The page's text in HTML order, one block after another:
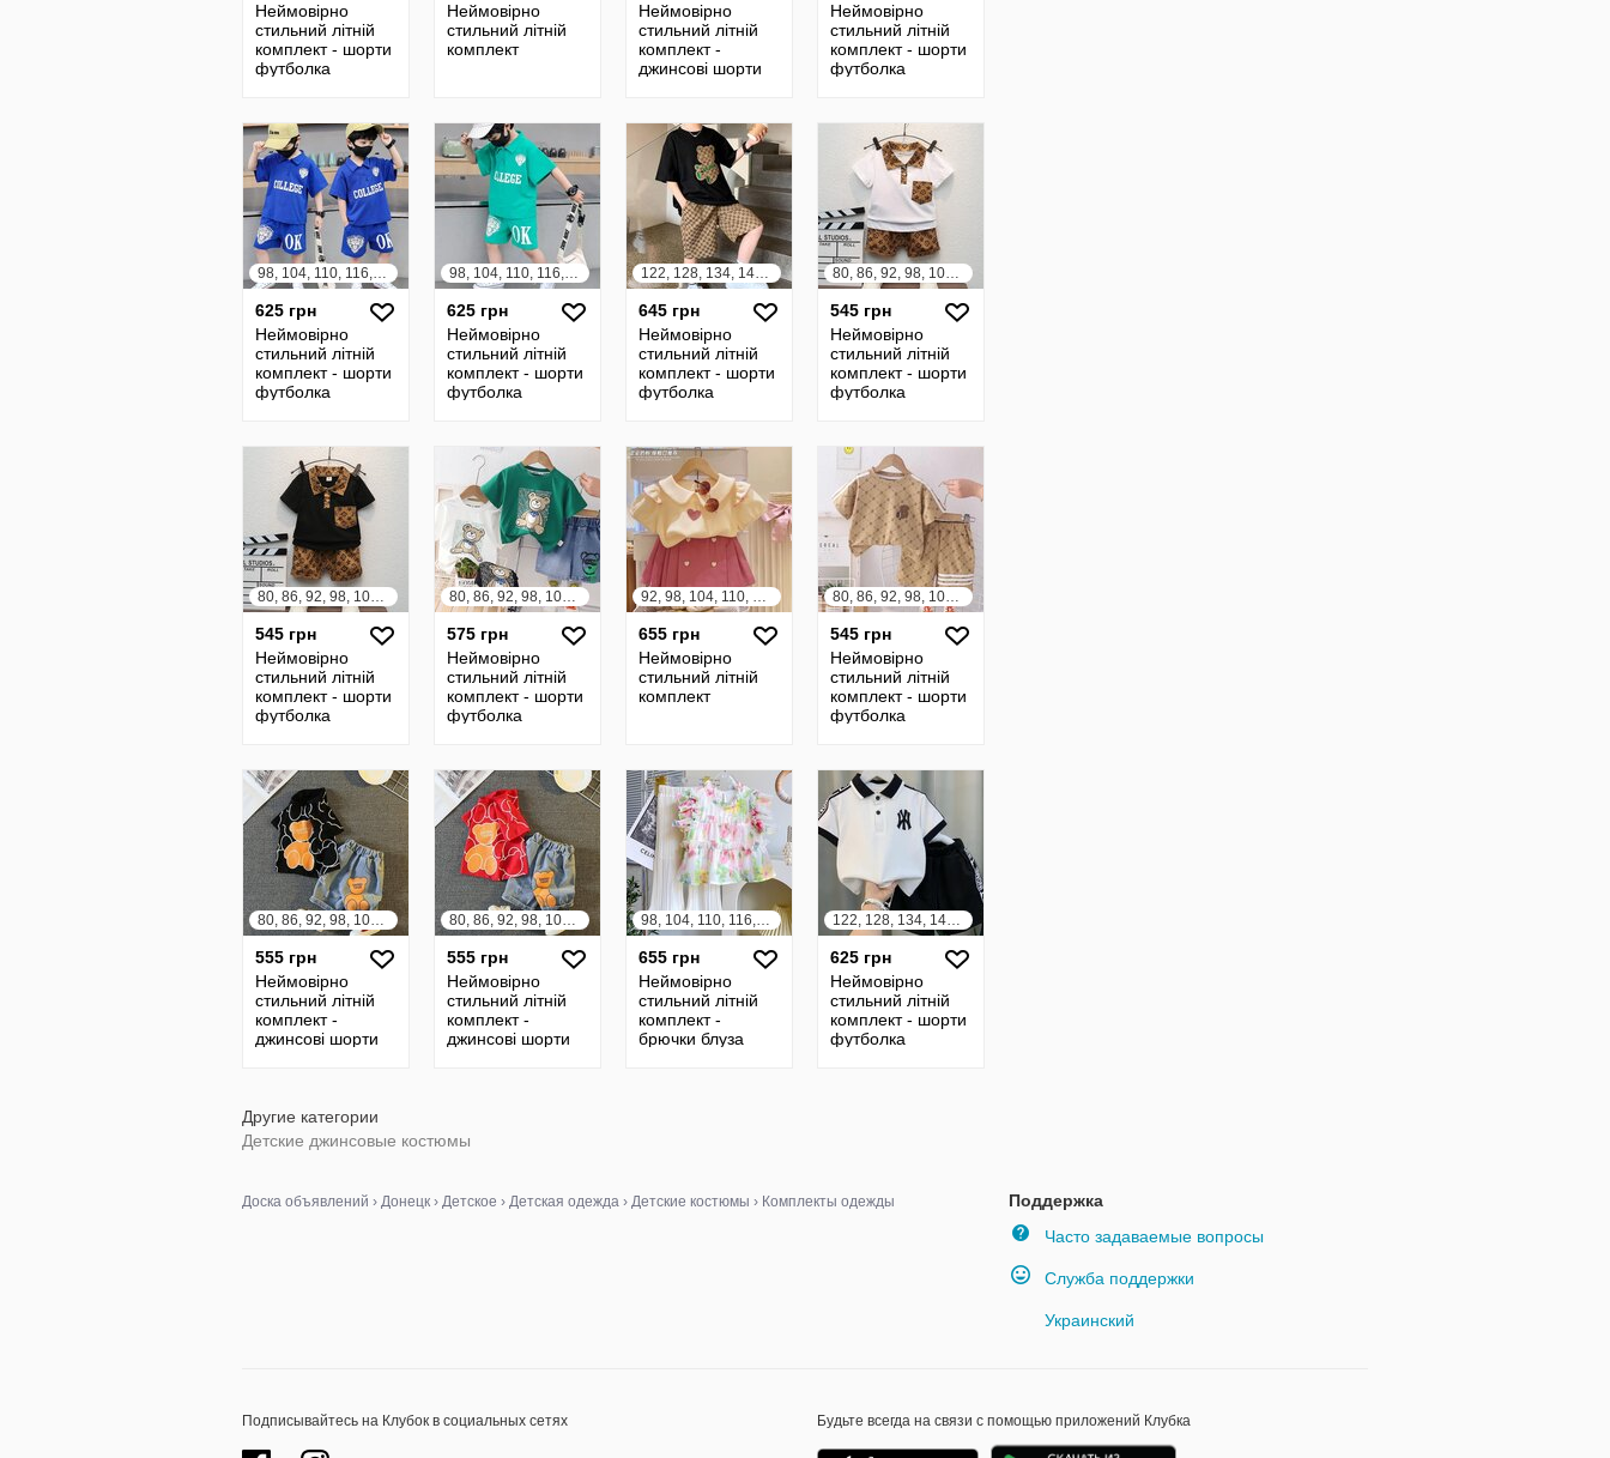
Неймовірно
стильний літній
комплект - шорти
футболка
Неймовірно
стильний літній
комплект
Неймовірно
стильний літній
комплект -
джинсові шорти
Неймовірно
стильний літній
комплект - шорти
футболка
98, 104, 110, 116, 122, 128, 134, 140
625 грн
Неймовірно
стильний літній
комплект - шорти
футболка
98, 104, 110, 116, 122, 128, 134, 140
625 грн
Неймовірно
стильний літній
комплект - шорти
футболка
122, 128, 134, 140, 146, 152
645 грн
Неймовірно
стильний літній
комплект - шорти
футболка
80, 86, 92, 98, 104, 110
545 грн
Неймовірно
стильний літній
комплект - шорти
футболка
80, 86, 92, 98, 104, 110
545 грн
Неймовірно
стильний літній
комплект - шорти
футболка
80, 86, 92, 98, 104, 110, 116, 122
575 грн
Неймовірно
стильний літній
комплект - шорти
футболка
92, 98, 104, 110, 116, 122, 128, 134, 140
655 грн
Неймовірно
стильний літній
комплект
80, 86, 92, 98, 104, 110, 116, 122
545 грн
Неймовірно
стильний літній
комплект - шорти
футболка
80, 86, 92, 98, 104, 110, 116, 122
555 грн
Неймовірно
стильний літній
комплект -
джинсові шорти
80, 86, 92, 98, 104, 110, 116, 122
555 грн
Неймовірно
стильний літній
комплект -
джинсові шорти
98, 104, 110, 116, 122, 128, 134, 140
655 грн
Неймовірно
стильний літній
комплект -
брючки блуза
122, 128, 134, 140, 146, 152
625 грн
Неймовірно
стильний літній
комплект - шорти
футболка
Другие категории
Детские джинсовые костюмы
Поддержка
Часто задаваемые вопросы
Служба поддержки
Украинский
Доска объявлений › Донецк › Детское › Детская одежда › Детские костюмы › Комплекты одежды
Подписывайтесь на Клубок в социальных сетях Будьте всегда на связи с помощью приложений Клубка